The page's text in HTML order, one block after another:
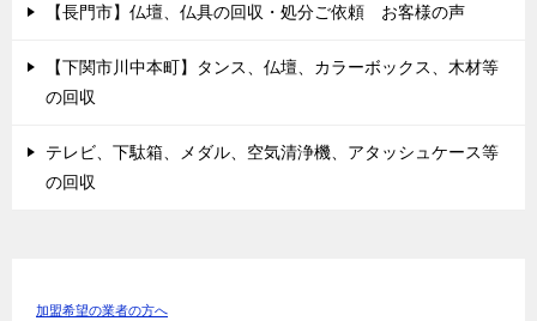
【長門市】仏壇、仏具の回収・処分ご依頼 お客様の声
【下関市川中本町】タンス、仏壇、カラーボックス、木材等
の回収
テレビ、下駄箱、メダル、空気清浄機、アタッシュケース等
の回収
加盟希望の業者の方へ